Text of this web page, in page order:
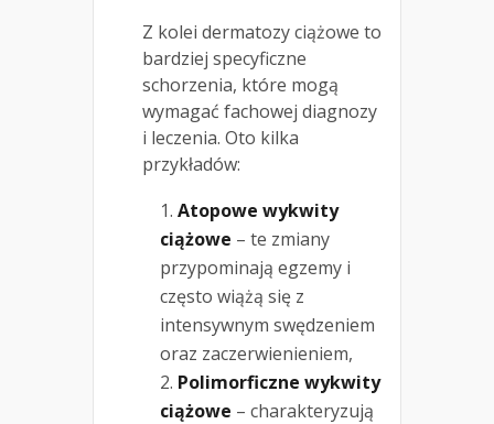
Z kolei dermatozy ciążowe to
bardziej specyficzne
schorzenia, które mogą
wymagać fachowej diagnozy
i leczenia. Oto kilka
przykładów:
Atopowe wykwity
ciążowe – te zmiany
przypominają egzemy i
często wiążą się z
intensywnym swędzeniem
oraz zaczerwienieniem,
Polimorficzne wykwity
ciążowe – charakteryzują